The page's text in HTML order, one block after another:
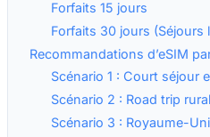
Forfaits 15 jours
Forfaits 30 jours (Séjours
Recommandations d’eSIM
Scénario 1 : Court séjour
Scénario 2 : Road trip
Scénario 3 : Royaume-